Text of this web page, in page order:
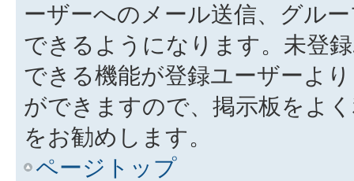
ーザーへのメール送信、グル
できるようになります。未登
できる機能が登録ユーザーよ
ができますので、掲示板をよ
をお勧めします。
ページトップ